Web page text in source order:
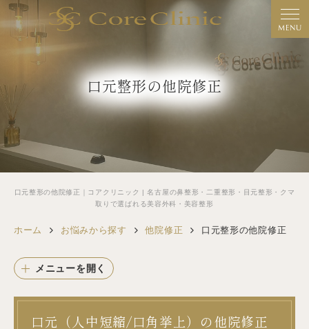
MENU
口元整形の他院修正
口元整形の他院修正｜コアクリニック | 名古屋の鼻整形・二重整形・目元整形・クマ
取りで選ばれる美容外科・美容整形
ホーム お悩みから探す 他院修正 口元整形の他院修正
メニューを開く
口元（人中短縮/口角挙上）の他院修正